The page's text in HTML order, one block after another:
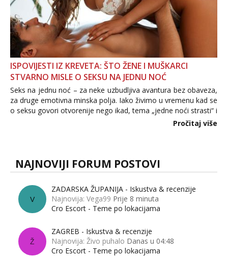
ISPOVIJESTI IZ KREVETA: ŠTO ŽENE I MUŠKARCI
STVARNO MISLE O SEKSU NA JEDNU NOĆ
Seks na jednu noć – za neke uzbudljiva avantura bez obaveza,
za druge emotivna minska polja. Iako živimo u vremenu kad se
o seksu govori otvorenije nego ikad, tema „jedne noći strasti“ i
dalje izaziva burne rasprave. Što zapravo misle žene, a što
Pročitaj više
NAJNOVIJI FORUM POSTOVI
V
ZADARSKA ŽUPANIJA - Iskustva & recenzije
Najnovija: Vega99 Prije 8 minuta
Cro Escort - Teme po lokacijama
Ž
ZAGREB - Iskustva & recenzije
Najnovija: Živo puhalo Danas u 04:48
Cro Escort - Teme po lokacijama